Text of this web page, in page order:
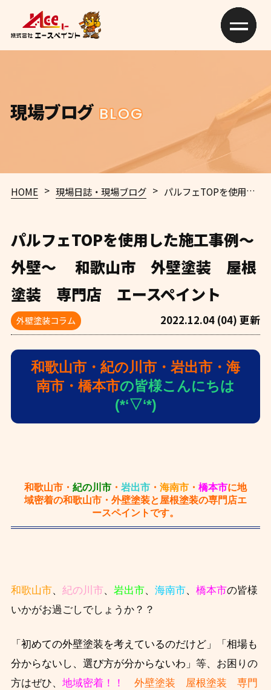
現場ブログ BLOG
HOME > 現場日誌・現場ブログ > パルフェTOPを使用した施工事例～外壁～ 和歌山市 外壁塗装 屋根塗装 専門店 エースペイント
パルフェTOPを使用した施工事例～
外壁～ 和歌山市 外壁塗装 屋根
塗装 専門店 エースペイント
外壁塗装コラム 2022.12.04 (04) 更新
和歌山市・紀の川市・岩出市・海
南市・橋本市の皆様こんにちは
(*‘▽‘*)
和歌山市・ 紀の川市 ・ 岩出市 ・ 海南市 ・ 橋本市に地
域密着の和歌山市・外壁塗装と屋根塗装の専門店エ
ースペイントです。
和歌山市、 紀の川市、 岩出市、 海南市、 橋本市の皆様
いかがお過ごしでしょうか？？
「初めての外壁塗装を考えているのだけど」「相場も
分からないし、選び方が分からないわ」 等、お困りの
方はぜひ、 地域密着！！
外壁塗装 屋根塗装 専門